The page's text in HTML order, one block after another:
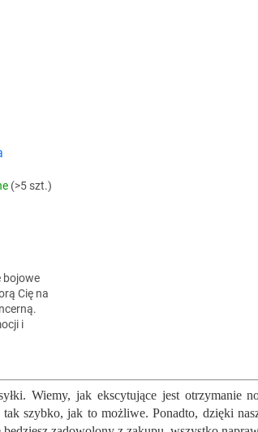
(>5 szt.)
bojowe
Cię na
i
o
n
t
r
Wiemy, jak ekscytujące jest otrzymanie
szybko, jak to możliwe. Ponadto, dzięki